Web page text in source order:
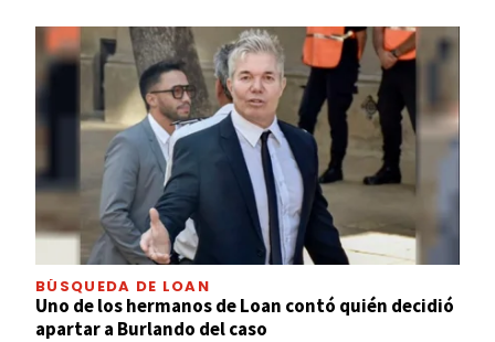
BÚSQUEDA DE LOAN
Uno de los hermanos de Loan contó quién decidió
apartar a Burlando del caso